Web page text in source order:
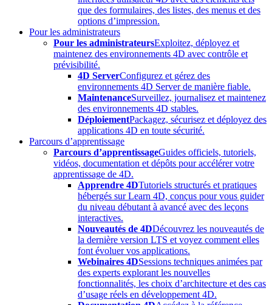
que des formulaires, des listes, des menus et des
options d’impression.
Pour les administrateurs
Pour les administrateursExploitez, déployez et
maintenez des environnements 4D avec contrôle et
prévisibilité.
4D ServerConfigurez et gérez des
environnements 4D Server de manière fiable.
MaintenanceSurveillez, journalisez et maintenez
des environnements 4D stables.
DéploiementPackagez, sécurisez et déployez des
applications 4D en toute sécurité.
Parcours d’apprentissage
Parcours d’apprentissageGuides officiels, tutoriels,
vidéos, documentation et dépôts pour accélérer votre
apprentissage de 4D.
Apprendre 4DTutoriels structurés et pratiques
hébergés sur Learn 4D, conçus pour vous guider
du niveau débutant à avancé avec des leçons
interactives.
Nouveautés de 4DDécouvrez les nouveautés de
la dernière version LTS et voyez comment elles
font évoluer vos applications.
Webinaires 4DSessions techniques animées par
des experts explorant les nouvelles
fonctionnalités, les choix d’architecture et des cas
d’usage réels en développement 4D.